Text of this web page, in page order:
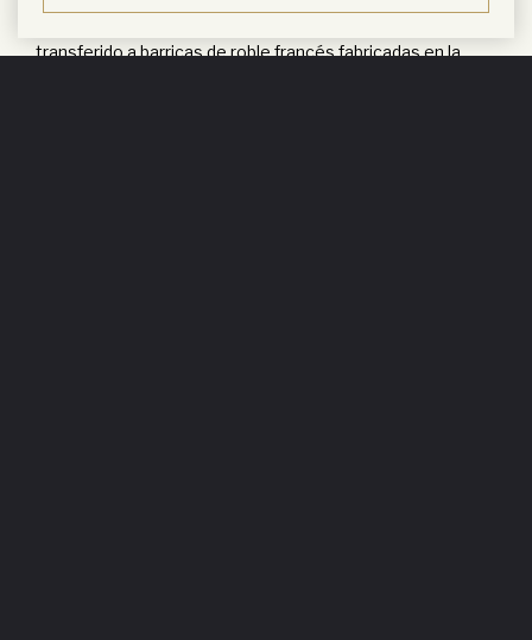
Una vez concluida la fermentación maloláctica, el vino es
transferido a barricas de roble francés fabricadas en la